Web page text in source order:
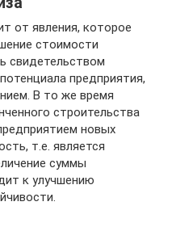
от явления, которое
стоимости
свидетельством
предприятия,
В то же время
строительства
новых
т.е. является
суммы
к улучшению